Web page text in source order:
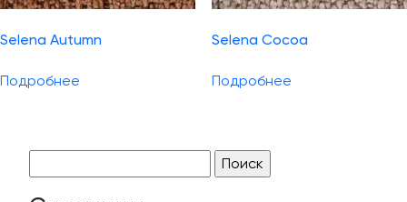
Selena Autumn
Подробнее
Selena Cocoa
Подробнее